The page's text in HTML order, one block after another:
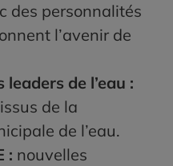
des personnalités
l’avenir de
de l’eau :
de la
de l’eau.
: nouvelles